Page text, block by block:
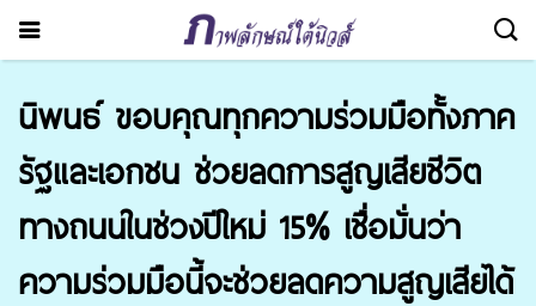
นิพนธ์ ขอบคุณทุกความร่วมมือทั้งภาค
รัฐและเอกชน ช่วยลดการสูญเสียชีวิต
ทางถนนในช่วงปีใหม่ 15% เชื่อมั่นว่า
ความร่วมมือนี้จะช่วยลดความสูญเสียได้